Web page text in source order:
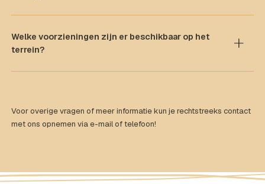
Welke voorzieningen zijn er beschikbaar op het
terrein?
Voor overige vragen of meer informatie kun je rechtstreeks contact
met ons opnemen via e-mail of telefoon!